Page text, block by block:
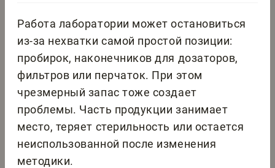
Работа лаборатории может остановиться
из-за нехватки самой простой позиции:
пробирок, наконечников для дозаторов,
фильтров или перчаток. При этом
чрезмерный запас тоже создает
проблемы. Часть продукции занимает
место, теряет стерильность или остается
неиспользованной после изменения
методики.